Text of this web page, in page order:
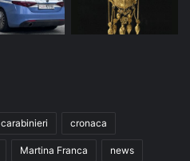
carabinieri cronaca
Martina Franca news